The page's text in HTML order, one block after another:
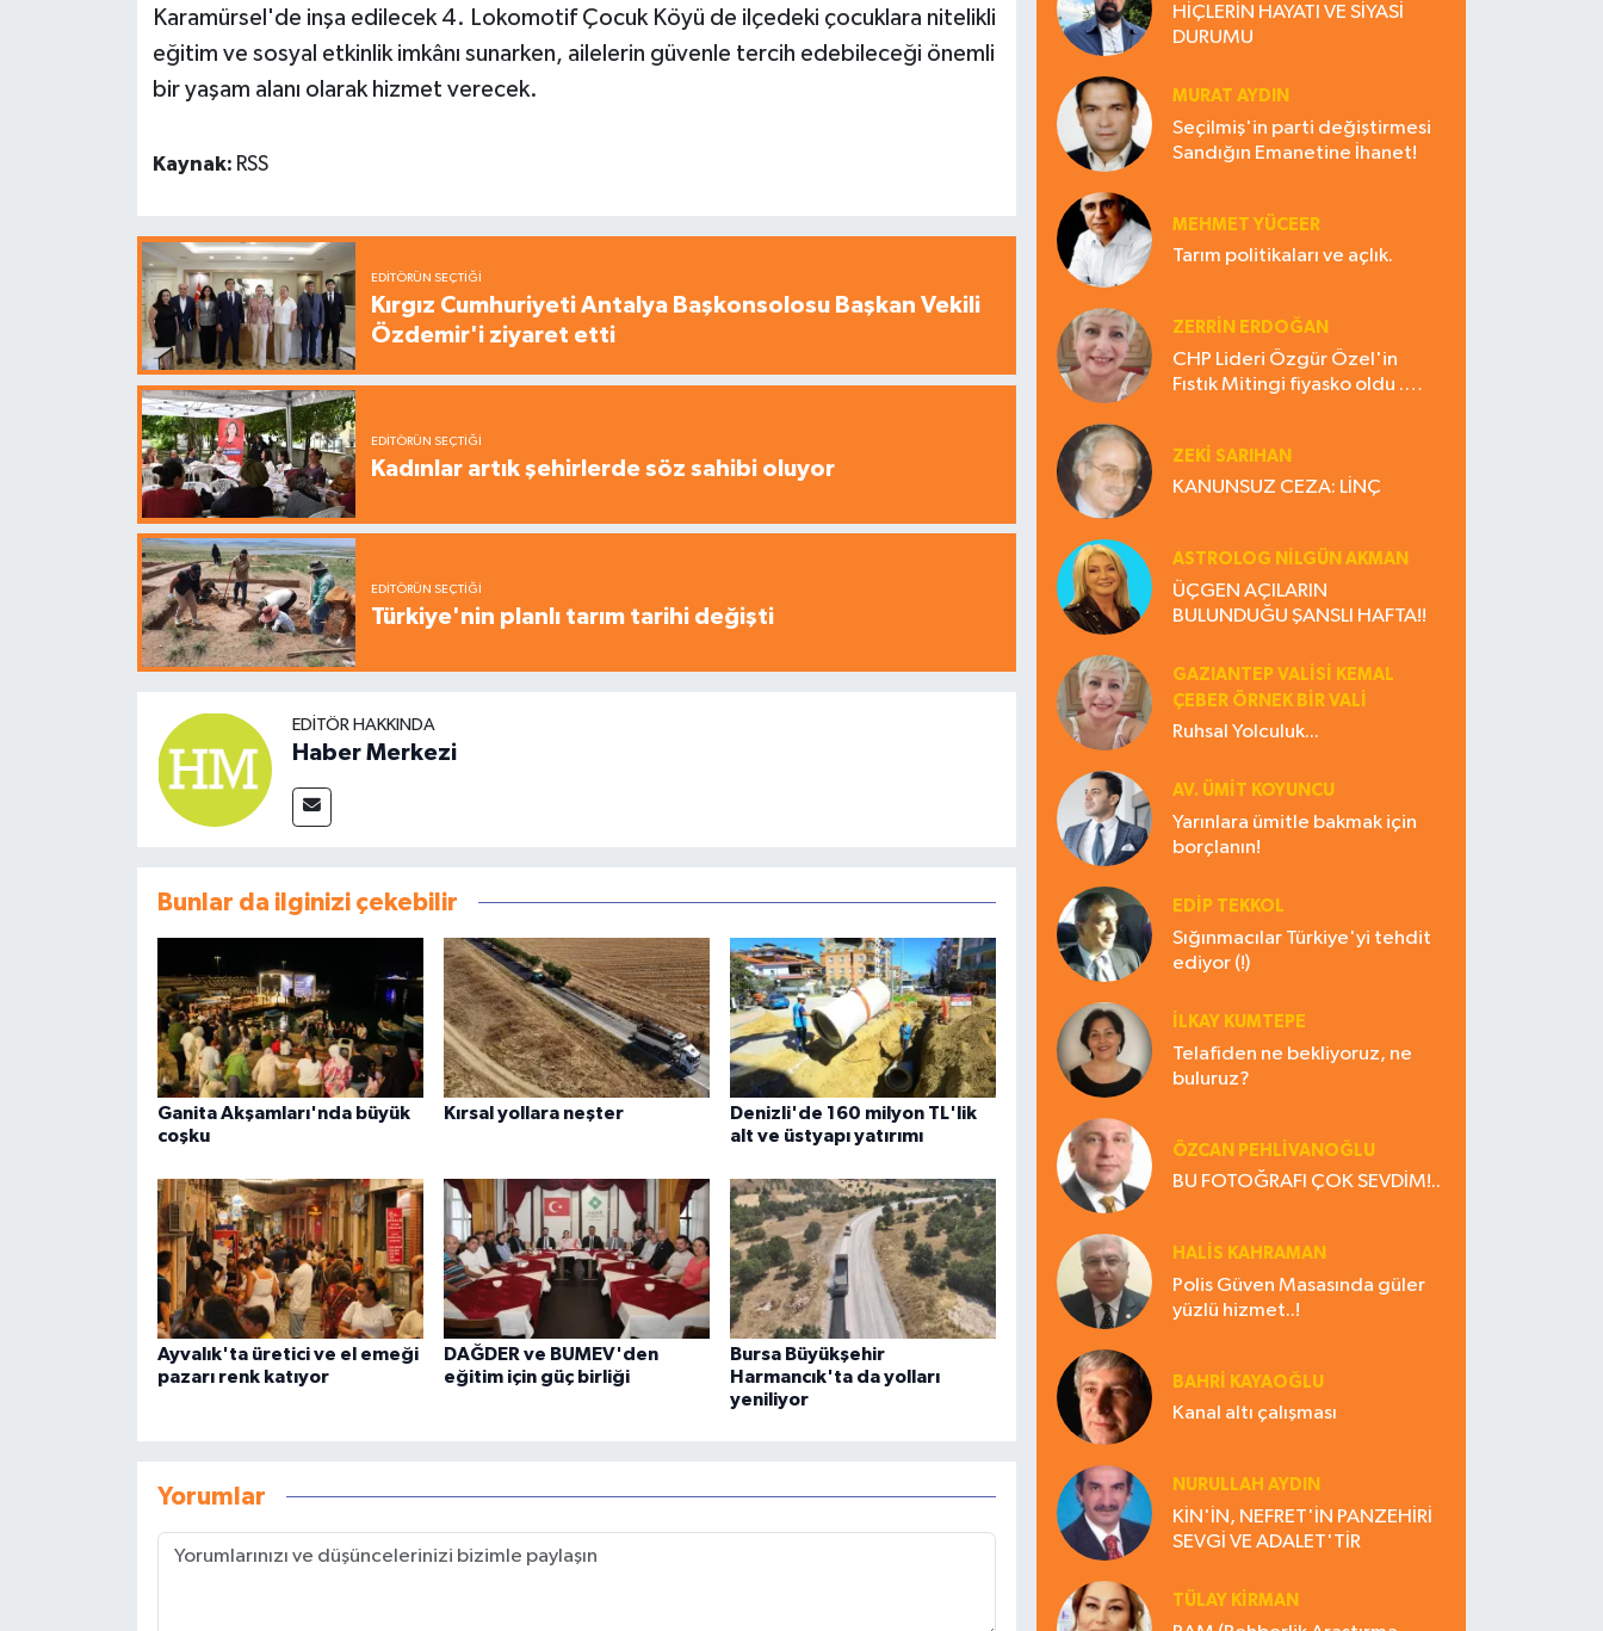
Karamürsel'de inşa edilecek 4. Lokomotif Çocuk Köyü de ilçedeki çocuklara nitelikli
eğitim ve sosyal etkinlik imkânı sunarken, ailelerin güvenle tercih edebileceği önemli
bir yaşam alanı olarak hizmet verecek.
Kaynak: RSS
EDITÖRÜN SEÇTIĞI
Kırgız Cumhuriyeti Antalya Başkonsolosu Başkan Vekili
Özdemir'i ziyaret etti
EDITÖRÜN SEÇTIĞI
Kadınlar artık şehirlerde söz sahibi oluyor
EDITÖRÜN SEÇTIĞI
Türkiye'nin planlı tarım tarihi değişti
EDITÖR HAKKINDA
Haber Merkezi
Bunlar da ilginizi çekebilir
Ganita Akşamları'nda büyük
coşku
Kırsal yollara neşter
Denizli'de 160 milyon TL'lik
alt ve üstyapı yatırımı
Ayvalık'ta üretici ve el emeği
pazarı renk katıyor
DAĞDER ve BUMEV'den
eğitim için güç birliği
Bursa Büyükşehir
Harmancık'ta da yolları
yeniliyor
Yorumlar
HİÇLERİN HAYATI VE SİYASİ
DURUMU
MURAT AYDIN
Seçilmiş'in parti değiştirmesi
Sandığın Emanetine İhanet!
MEHMET YÜCEER
Tarım politikaları ve açlık.
ZERRIN ERDOĞAN
CHP Lideri Özgür Özel'in
Fıstık Mitingi fiyasko oldu .
ZEKI SARIHAN
KANUNSUZ CEZA: LİNÇ
ASTROLOG NILGÜN AKMAN
ÜÇGEN AÇILARIN
BULUNDUĞU ŞANSLI HAFTA!!
GAZIANTEP VALISI KEMAL
ÇEBER ÖRNEK BİR VALİ
Ruhsal Yolculuk...
AV. ÜMIT KOYUNCU
Yarınlara ümitle bakmak için
borçlanın!
EDIP TEKKOL
Sığınmacılar Türkiye'yi tehdit
ediyor (!)
İLKAY KUMTEPE
Telafiden ne bekliyoruz, ne
buluruz?
ÖZCAN PEHLİVANOĞLU
BU FOTOĞRAFI ÇOK SEVDİM!..
HALIS KAHRAMAN
Polis Güven Masasında güler
yüzlü hizmet..!
BAHRI KAYAOĞLU
Kanal altı çalışması
NURULLAH AYDIN
KİN'İN, NEFRET'İN PANZEHİRİ
SEVGİ VE ADALET'TİR
TÜLAY KİRMAN